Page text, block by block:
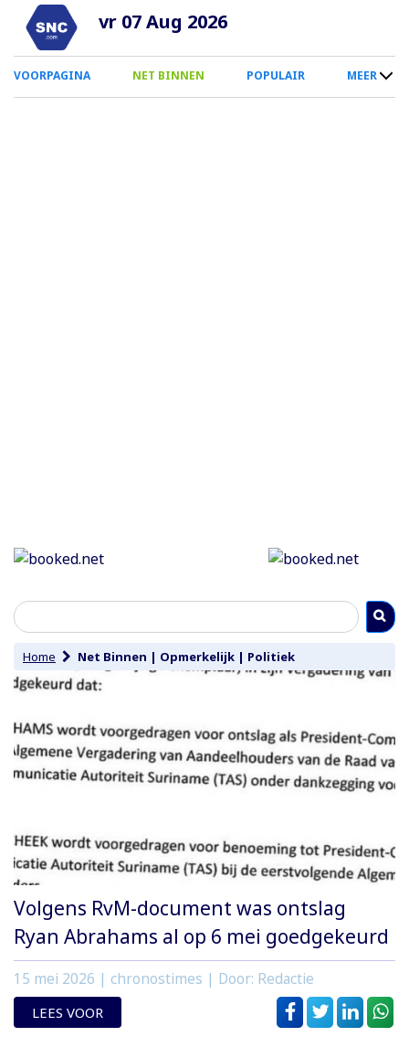
Overslaan
naar
inhoud
vr 07 Aug 2026
0
Smartphone
VOORPAGINA NET BINNEN POPULAIR MEER
Home Net Binnen | Opmerkelijk | Politiek
Volgens RvM-document was ontslag
Ryan Abrahams al op 6 mei goedgekeurd
15 mei 2026 | chronostimes | Door: Redactie
LEES VOOR